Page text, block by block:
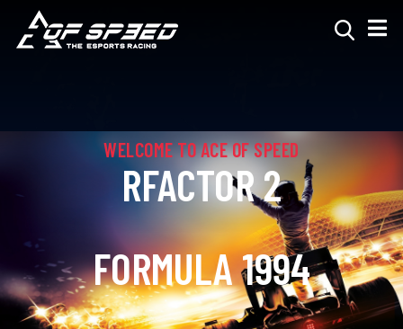
WELCOME TO ACE OF SPEED
RFACTOR 2
FORMULA 1994